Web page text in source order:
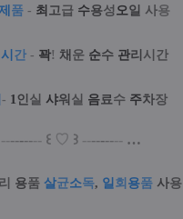
품 - 최 고급 수용성오일 사용
시 간 - 꽉! 채 운 순수 관리 시간
- 1인실 샤워 실 음료수 주차장
--------- ꒰ ♡ ꒱ --------- …
용품 살균소독, 일 회 용품 사용